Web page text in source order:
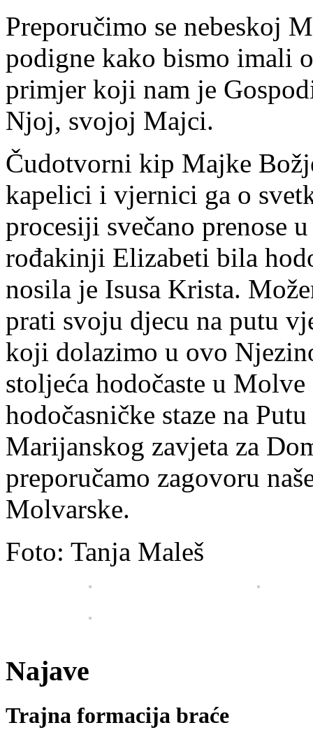
Preporučimo se nebeskoj
podigne kako bismo imali
primjer koji nam je
Njoj, svojoj Majci.
Čudotvorni kip Majke
kapelici i vjernici ga o
procesiji svečano prenose
rođakinji Elizabeti bila
nosila je Isusa Krista.
prati svoju djecu na putu
koji dolazimo u ovo
stoljeća hodočaste u
hodočasničke staze na
Marijanskog zavjeta za
preporučamo zagovoru
Molvarske.
Foto: Tanja Maleš
Najave
Trajna formacija braće